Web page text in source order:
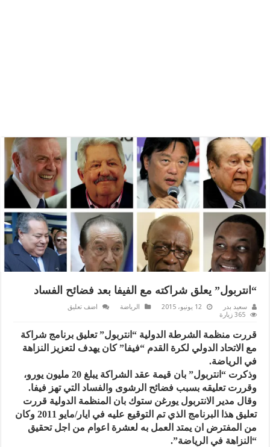
“انتربول” يعلق شراكته مع الفيفا بعد فضائح الفساد
سعيد بدر 12 يونيو، 2015 الرياضة
اضف تعليق
365 زيارة
قررت منظمة الشرطة الدولية “انتربول” تعليق برنامج شراكة
مع الاتحاد الدولي لكرة القدم “فيفا” كان يهدف لتعزيز النزاهة
في الرياضة.
وذكرت “انتربول” بان قيمة عقد الشراكة يبلغ 20 مليون يورو،
وقررت تعليقه بسبب فضائح الرشوى والفساد التي تهز فيفا.
وقال مدير الانتربول يورغن ستوك بان المنظمة الدولية قررت
تعليق هذا البرنامج الذي تم التوقيع عليه في ايار/مايو 2011 وكان
من المفترض ان يمتد العمل به لعشرة اعوام من اجل تحقيق
“النزاهة في الرياضة”.